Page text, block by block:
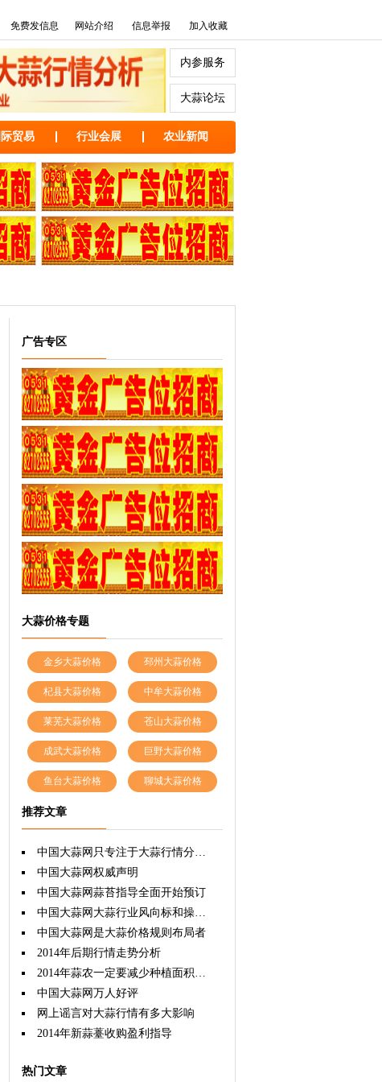
免费发信息 网站介绍 信息举报 加入收藏
内参服务
大蒜论坛
际贸易 行业会展 农业新闻
广告专区
大蒜价格专题
金乡大蒜价格 邳州大蒜价格
杞县大蒜价格 中牟大蒜价格
莱芜大蒜价格 苍山大蒜价格
成武大蒜价格 巨野大蒜价格
鱼台大蒜价格 聊城大蒜价格
推荐文章
中国大蒜网只专注于大蒜行情分析，因为专注所以专业权威！
中国大蒜网权威声明
中国大蒜网蒜苔指导全面开始预订
中国大蒜网大蒜行业风向标和操盘手
中国大蒜网是大蒜价格规则布局者
2014年后期行情走势分析
2014年蒜农一定要减少种植面积，这样才能双赢。
中国大蒜网万人好评
网上谣言对大蒜行情有多大影响
2014年新蒜薹收购盈利指导
热门文章